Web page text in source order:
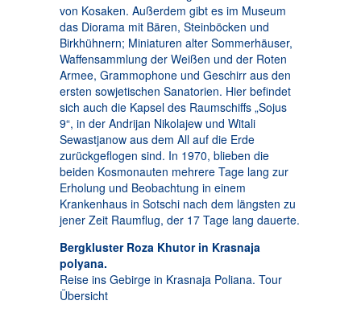
von Kosaken. Außerdem gibt es im Museum
das Diorama mit Bären, Steinböcken und
Birkhühnern; Miniaturen alter Sommerhäuser,
Waffensammlung der Weißen und der Roten
Armee, Grammophone und Geschirr aus den
ersten sowjetischen Sanatorien. Hier befindet
sich auch die Kapsel des Raumschiffs „Sojus
9“, in der Andrijan Nikolajew und Witali
Sewastjanow aus dem All auf die Erde
zurückgeflogen sind. In 1970, blieben die
beiden Kosmonauten mehrere Tage lang zur
Erholung und Beobachtung in einem
Krankenhaus in Sotschi nach dem längsten zu
jener Zeit Raumflug, der 17 Tage lang dauerte.
Bergkluster Roza Khutor in Krasnaja
polyana.
Reise ins Gebirge in Krasnaja Poliana. Tour
Übersicht